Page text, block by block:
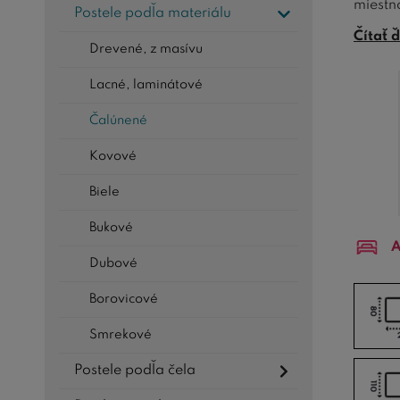
Naše
Čítať
Postele podľa materiálu
Drevené, z masívu
Lacné, laminátové
Čalúnené
Kovové
Biele
Bukové
Dubové
Borovicové
Smrekové
Postele podľa čela